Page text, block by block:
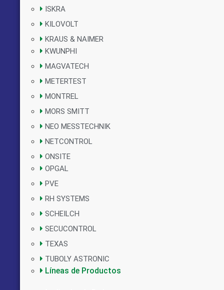
ISKRA
KILOVOLT
KRAUS & NAIMER
KWUNPHI
MAGVATECH
METERTEST
MONTREL
MORS SMITT
NEO MESSTECHNIK
NETCONTROL
ONSITE
OPGAL
PVE
RH SYSTEMS
SCHEILCH
SECUCONTROL
TEXAS
TUBOLY ASTRONIC
Líneas de Productos